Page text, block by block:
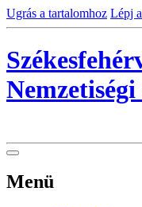
Ugrás a tartalomhoz Lépj
Menü